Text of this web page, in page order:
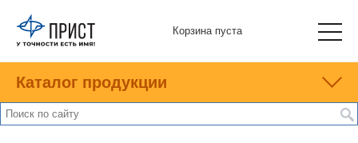
Корзина пуста
Каталог продукции